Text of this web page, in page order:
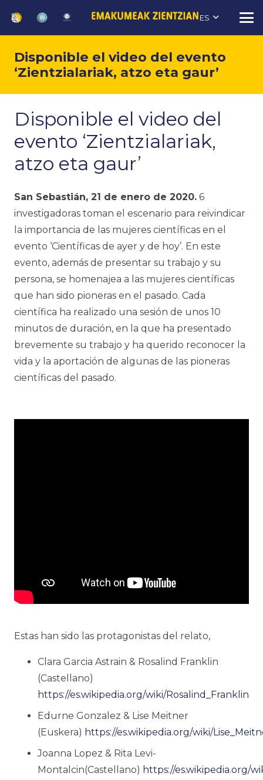
ES
Disponible el video del evento
‘Zientzialariak, atzo eta gaur’
Disponible el video del
evento ‘Zientzialariak,
atzo eta gaur’
San Sebastián, 21 de enero de 2020. 6
investigadoras toman el escenario para reivindicar
la importancia de las mujeres científicas en el
evento ‘Científicas de ayer y de hoy’. En este
evento, además de presentar su trabajo y su
persona, se homenajea a las mujeres científicas
que han sido pioneras en el pasado. Cada
científica ha realizado una sesión de unos 10
minutos de duración, en la que ha presentado
brevemente su trabajo y ha querido reconocer la
vida y la aportación de algunas de las pioneras
científicas del pasado.
Estas han sido las protagonistas del relato,
Clara Garcia Astrain & Rosalind Franklin
(Castellano)
https://es.wikipedia.org/wiki/Rosalind_Franklin
Edurne Gonzalez & Lise Meitner
(Euskera) https://es.wikipedia.org/wiki/
Joanna Lopez & Rita Levi-
Montalcin(Castellano) https://es.wikipedia.org/